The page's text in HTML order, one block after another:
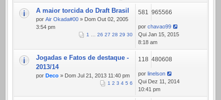
A maior torcida do Draft Brasil
por Air Okada#00 » Dom Out 02, 2005
3:54 pm
1 26 27 28 29 30
581 965566
por chavao99
Qui Jan 15, 2015
8:18 am
Jogadas e Fatos de destaque -
2013/14
por Deco » Dom Jul 21, 2013 11:40 pm
1 2 3 4 5 6
118 480608
por linelson
Qui Dez 11, 2014
10:41 pm